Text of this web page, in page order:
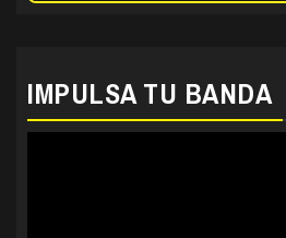
IMPULSA TU BANDA